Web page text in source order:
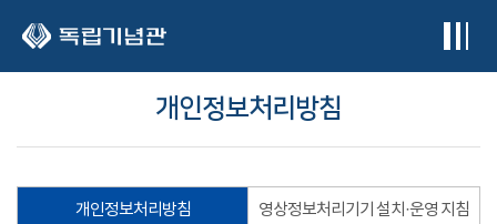
개인정보처리방침
개인정보처리방침 영상정보처리기기 설치·운영 지침